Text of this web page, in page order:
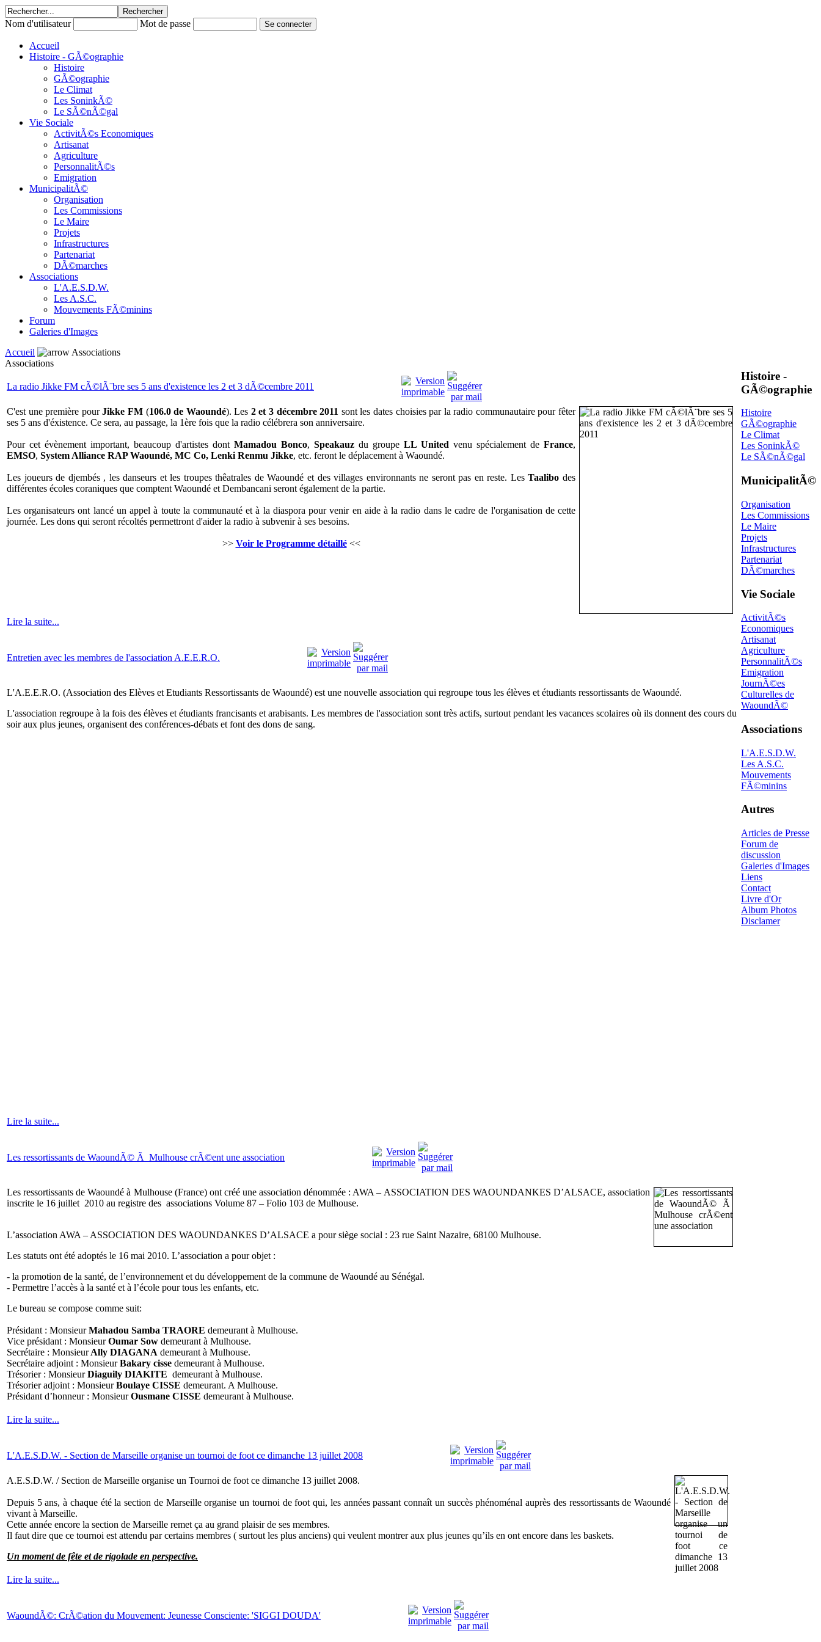
Nom d'utilisateur Mot de passe
Accueil
Histoire - GÃ©ographie
Histoire
GÃ©ographie
Le Climat
Les SoninkÃ©
Le SÃ©nÃ©gal
Vie Sociale
ActivitÃ©s Economiques
Artisanat
Agriculture
PersonnalitÃ©s
Emigration
MunicipalitÃ©
Organisation
Les Commissions
Le Maire
Projets
Infrastructures
Partenariat
DÃ©marches
Associations
L'A.E.S.D.W.
Les A.S.C.
Mouvements FÃ©minins
Forum
Galeries d'Images
Accueil
Associations
Associations
La radio Jikke FM cÃ©lÃ¨bre ses 5 ans d'existence les 2 et 3 dÃ©cembre 2011
C'est une première pourJikke FM(106.0 de Waoundé). Les 2 et 3 décembre 2011 sont les dates choisies par la radio communautaire pour fêter
ses 5 ans d'éxistence. Ce sera, au passage, la 1ère fois que la radio célébrera son anniversaire.
Pour cet évènement important, beaucoup d'artistes dont Mamadou Bonco, Speakauz du groupe LL United venu spécialement de France,
EMSO, System Alliance RAP Waoundé, MC Co, Lenki Renmu Jikke, etc. feront le déplacement à Waoundé.
Les joueurs de djembés , les danseurs et les troupes thêatrales de Waoundé et des villages environnants ne seront pas en reste. LesTaalibodes
différentes écoles coraniques que comptent Waoundé et Dembancani seront également de la partie.
Les organisateurs ont lancé un appel à toute la communauté et à la diaspora pour venir en aide à la radio dans le cadre de l'organisation de cette
journée. Les dons qui seront récoltés permettront d'aider la radio à subvenir à ses besoins.
>> Voir le Programme détaillé<<
Lire la suite...
Entretien avec les membres de l'association A.E.E.R.O.
L'A.E.E.R.O. (Association des Elèves et Etudiants Ressortissants de Waoundé) est une nouvelle association qui regroupe tous les élèves et étudiants ressortissants de Waoundé.
L'association regroupe à la fois des élèves et étudiants francisants et arabisants. Les membres de l'association sont très actifs, surtout pendant les vacances scolaires où ils donnent des cours du
soir aux plus jeunes, organisent des conférences-débats et font des dons de sang.
Lire la suite...
Les ressortissants de WaoundÃ© Ã Mulhouse crÃ©ent une association
Les ressortissants de Waoundé à Mulhouse (France) ont créé une association dénommée : AWA – ASSOCIATION DES WAOUNDANKES D’ALSACE, association
inscrite le 16 juillet 2010 au registre des associations Volume 87 – Folio 103 de Mulhouse.
L’association AWA – ASSOCIATION DES WAOUNDANKES D’ALSACE a pour siège social : 23 rue Saint Nazaire, 68100 Mulhouse.
Les statuts ont été adoptés le 16 mai 2010. L’association a pour objet :
- la promotion de la santé, de l’environnement et du développement de la commune de Waoundé au Sénégal.
- Permettre l’accès à la santé et à l’école pour tous les enfants, etc.
Le bureau se compose comme suit:
Présidant : MonsieurMahadou Samba TRAORE demeurant à Mulhouse.
Vice présidant : MonsieurOumar Sow demeurant à Mulhouse.
Secrétaire : MonsieurAlly DIAGANA demeurant à Mulhouse.
Secrétaire adjoint : MonsieurBakary cisse demeurant à Mulhouse.
Trésorier : MonsieurDiaguily DIAKITE demeurant à Mulhouse.
Trésorier adjoint : MonsieurBoulaye CISSE demeurant. A Mulhouse.
Présidant d’honneur : MonsieurOusmane CISSE demeurant à Mulhouse.
Lire la suite...
L'A.E.S.D.W. - Section de Marseille organise un tournoi de foot ce dimanche 13 juillet 2008
A.E.S.D.W. / Section de Marseille organise un Tournoi de foot ce dimanche 13 juillet 2008.
Depuis 5 ans, à chaque été la section de Marseille organise un tournoi de foot qui, les années passant connaît un succès phénoménal auprès des ressortissants de Waoundé
vivant à Marseille.
Cette année encore la section de Marseille remet ça au grand plaisir de ses membres.
Il faut dire que ce tournoi est attendu par certains membres ( surtout les plus anciens) qui veulent montrer aux plus jeunes qu’ils en ont encore dans les baskets.
Un moment de fête et de rigolade en perspective.
Lire la suite...
WaoundÃ©: CrÃ©ation du Mouvement: Jeunesse Consciente: 'SIGGI DOUDA'
Histoire -
GÃ©ographie
Histoire
GÃ©ographie
Le Climat
Les SoninkÃ©
Le SÃ©nÃ©gal
MunicipalitÃ©
Organisation
Les Commissions
Le Maire
Projets
Infrastructures
Partenariat
DÃ©marches
Vie Sociale
ActivitÃ©s
Economiques
Artisanat
Agriculture
PersonnalitÃ©s
Emigration
JournÃ©es
Culturelles de
WaoundÃ©
Associations
L'A.E.S.D.W.
Les A.S.C.
Mouvements
FÃ©minins
Autres
Articles de Presse
Forum de
discussion
Galeries d'Images
Liens
Contact
Livre d'Or
Album Photos
Disclamer